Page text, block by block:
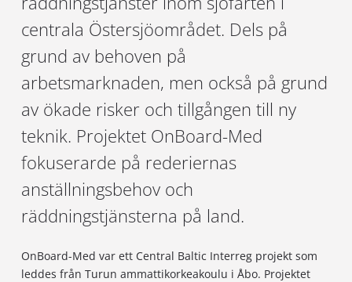
Kurser på Öppna högskolan
Öppna högskoleleden
Fristående programkurser
Ansökan
För studiehandledare
För frågor gällande
ansökan eller antagning:
e-postinfo@ha.ax
Sjukskötare
Sjukskötare – distans med närstudiedagar
Sjökapten
Systemvetare
Turism och ledarskap
Frågor & svar
Checklista för nya
studerande
Våra utvecklingsprojekt
gör skillnad
Högskolan på Åland har en viktig roll som initiativtagare
och drivande kraft av olika EU-projekt samt andra projekt
som är finansierade av Ålands landskapsregering.
Läs mer om våra projekt →
Pressmeddelanden
Grafisk profil
Webbkamera
Hantering av personuppgifter
Tillgänglighetsutlåtande för webbplatsen
Webbkamera
färjorna som kommer och går i Västra hamnen
centrala Östersjöområdet. Dels på
grund av behoven på
arbetsmarknaden, men också på grund
av ökade risker och tillgången till ny
teknik. Projektet OnBoard-Med
fokuserarde på rederiernas
anställningsbehov och
räddningstjänsterna på land.
OnBoard-Med var ett Central Baltic Interreg projekt som
leddes från Turun ammattikorkeakoulu i Åbo. Projektet